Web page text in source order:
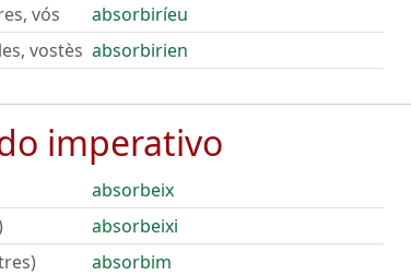
vós
absorbiríeu
vostès absorbirien
imperativo
absorbeix
absorbeixi
absorbim